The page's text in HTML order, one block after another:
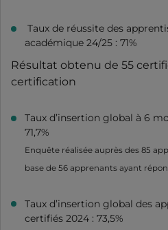
Taux de réussite des
académique 24/25 : 71%
Résultat obtenu de 55
certification
Taux d’insertion global à 6
71,7%
Enquête réalisée auprès des 85
base de 56 apprenants ayant
Taux d’insertion global des
certifiés 2024 : 73,5%